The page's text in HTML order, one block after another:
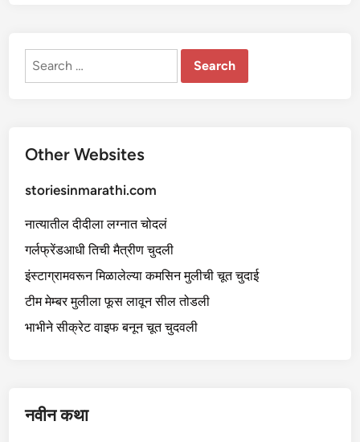
Search
Other Websites
storiesinmarathi.com
नात्यातील दीदीला लग्नात चोदलं
गर्लफ्रेंडआधी तिची मैत्रीण चुदली
इंस्टाग्रामवरून मिळालेल्या कमसिन मुलीची चूत चुदाई
टीम मेम्बर मुलीला फूस लावून सील तोडली
भाभीने सीक्रेट वाइफ बनून चूत चुदवली
नवीन कथा